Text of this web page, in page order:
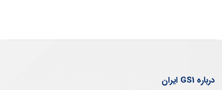
درباره GS1 ایران